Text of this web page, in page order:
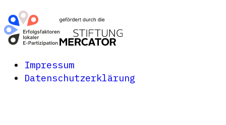
Impressum
Datenschutzerklärung